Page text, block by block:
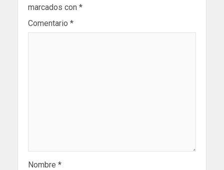
marcados con *
Comentario *
Nombre *